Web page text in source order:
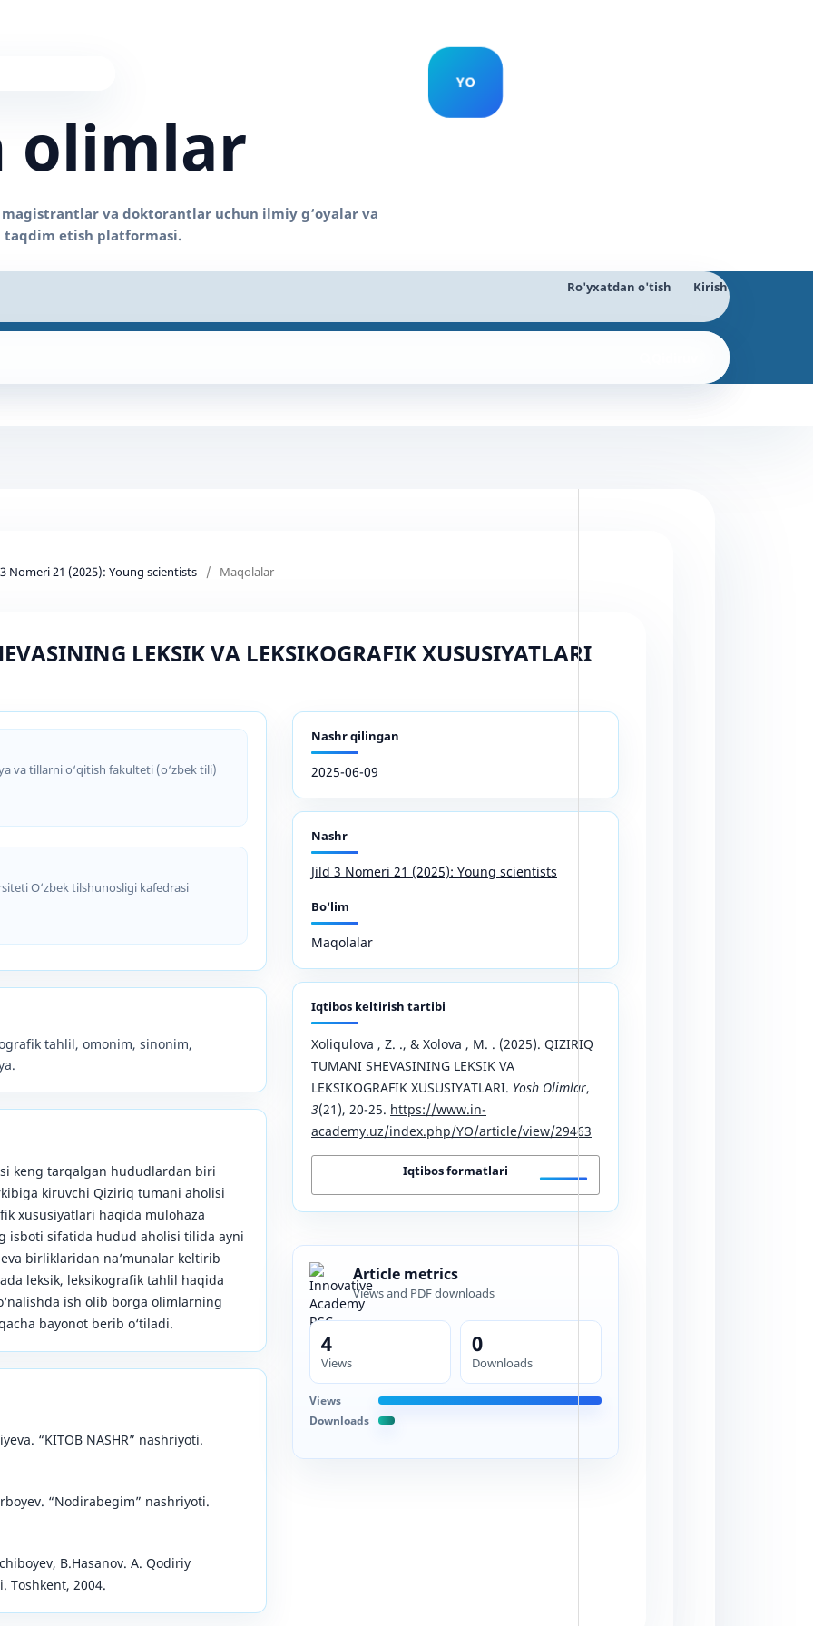
olimlar
Ro'yxatdan o'tish Kirish
Nomeri 21 (2025): Young scientists / Maqolalar
LEKSIK VA LEKSIKOGRAFIK XUSUSIYATLARI
va tillarni o‘qitish fakulteti (o‘zbek tili)
O‘zbek tilshunosligi kafedrasi
tahlil, omonim, sinonim,
keng tarqalgan hududlardan biri
kiruvchi Qiziriq tumani aholisi
xususiyatlari haqida mulohaza
isboti sifatida hudud aholisi tilida ayni
birliklaridan na’munalar keltirib
leksik, leksikografik tahlil haqida
ish olib borga olimlarning
bayonot berib o‘tiladi.
“KITOB NASHR” nashriyoti.
“Nodirabegim” nashriyoti.
B.Hasanov. A. Qodiriy
Toshkent, 2004.
Nashr qilingan
2025-06-09
Nashr
Jild 3 Nomeri 21 (2025): Young scientists
Bo'lim
Maqolalar
Iqtibos keltirish tartibi
Xoliqulova , Z. ., & Xolova , M. . (2025). QIZIRIQ
TUMANI SHEVASINING LEKSIK VA
LEKSIKOGRAFIK XUSUSIYATLARI. Yosh Olimlar,
3(21), 20-25. https://www.in-
academy.uz/index.php/YO/article/view/29463
Iqtibos formatlari
Article metrics
Views and PDF downloads
4
Views
0
Downloads
Views
Downloads